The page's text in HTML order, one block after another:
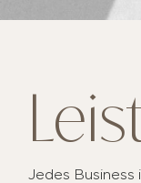
Jedes